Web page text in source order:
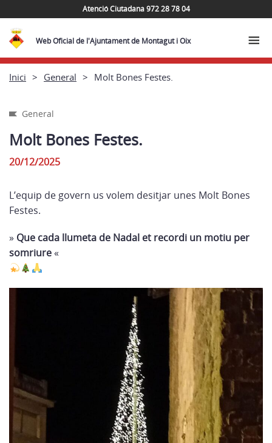
Atenció Ciutadana 972 28 78 04
Web Oficial de l'Ajuntament de Montagut i Oix
Inici General Molt Bones Festes.
General
Molt Bones Festes.
20/12/2025
L’equip de govern us volem desitjar unes Molt Bones
Festes.
» Que cada llumeta de Nadal et recordi un motiu per
somriure«